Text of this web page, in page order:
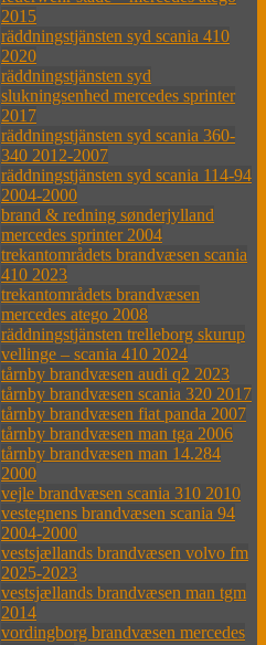
2015
räddningstjänsten syd scania 410
2020
räddningstjänsten syd
slukningsenhed mercedes sprinter
2017
räddningstjänsten syd scania 360-
340 2012-2007
räddningstjänsten syd scania 114-94
2004-2000
brand & redning sønderjylland
mercedes sprinter 2004
trekantområdets brandvæsen scania
410 2023
trekantområdets brandvæsen
mercedes atego 2008
räddningstjänsten trelleborg skurup
vellinge – scania 410 2024
tårnby brandvæsen audi q2 2023
tårnby brandvæsen scania 320 2017
tårnby brandvæsen fiat panda 2007
tårnby brandvæsen man tga 2006
tårnby brandvæsen man 14.284
2000
vejle brandvæsen scania 310 2010
vestegnens brandvæsen scania 94
2004-2000
vestsjællands brandvæsen volvo fm
2025-2023
vestsjællands brandvæsen man tgm
2014
vordingborg brandvæsen mercedes